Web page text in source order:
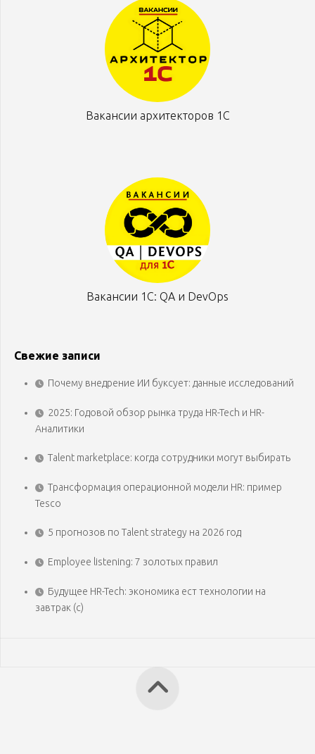
Вакансии архитекторов 1С
Вакансии 1С: QA и DevOps
Свежие записи
Почему внедрение ИИ буксует: данные исследований
2025: Годовой обзор рынка труда HR-Tech и HR-
Аналитики
Talent marketplace: когда сотрудники могут выбирать
Трансформация операционной модели HR: пример
Tesco
5 прогнозов по Talent strategy на 2026 год
Employee listening: 7 золотых правил
Будущее HR-Tech: экономика ест технологии на
завтрак (с)